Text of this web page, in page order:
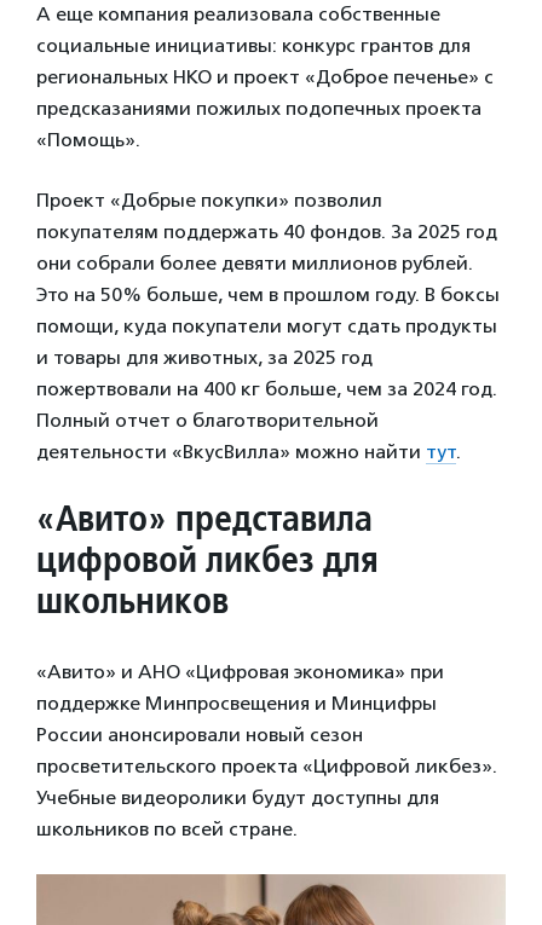
А еще компания реализовала собственные
социальные инициативы: конкурс грантов для
региональных НКО и проект «Доброе печенье» с
предсказаниями пожилых подопечных проекта
«Помощь».
Проект «Добрые покупки» позволил
покупателям поддержать 40 фондов. За 2025 год
они собрали более девяти миллионов рублей.
Это на 50% больше, чем в прошлом году. В боксы
помощи, куда покупатели могут сдать продукты
и товары для животных, за 2025 год
пожертвовали на 400 кг больше, чем за 2024 год.
Полный отчет о благотворительной
деятельности «ВкусВилла» можно найти тут.
«Авито» представила
цифровой ликбез для
школьников
«Авито» и АНО «Цифровая экономика» при
поддержке Минпросвещения и Минцифры
России анонсировали новый сезон
просветительского проекта «Цифровой ликбез».
Учебные видеоролики будут доступны для
школьников по всей стране.